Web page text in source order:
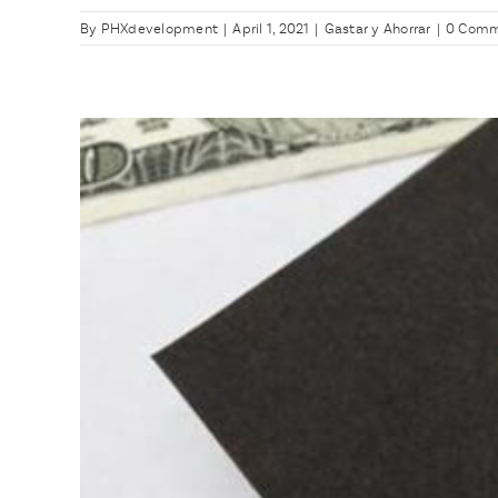
By PHXdevelopment | April 1, 2021 | Gastar y Ahorrar | 0